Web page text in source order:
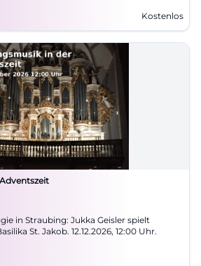
Kostenlos
in Straubing: Jukka Geisler spielt
St. Jakob. 12.12.2026, 12:00 Uhr.